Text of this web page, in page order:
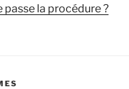
la procédure ?